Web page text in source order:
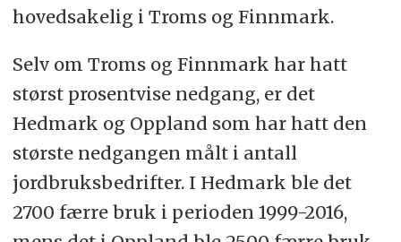
hovedsakelig i Troms og Finnmark.
Selv om Troms og Finnmark har hatt
størst prosentvise nedgang, er det
Hedmark og Oppland som har hatt den
største nedgangen målt i antall
jordbruksbedrifter. I Hedmark ble det
2700 færre bruk i perioden 1999-2016,